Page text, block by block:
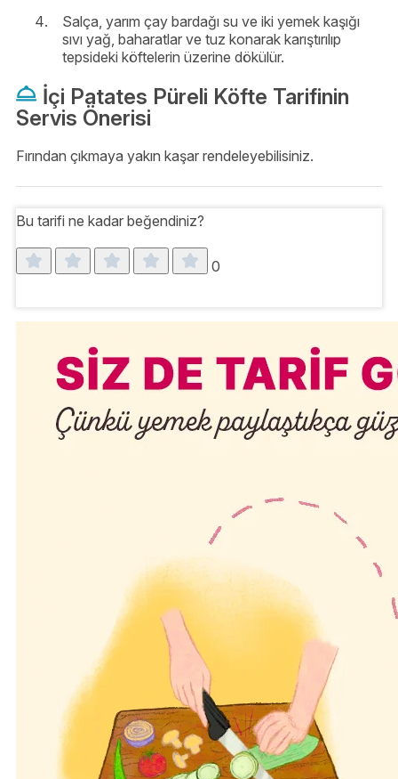
Salça, yarım çay bardağı su ve iki yemek kaşığı
sıvı yağ, baharatlar ve tuz konarak karıştırılıp
tepsideki köftelerin üzerine dökülür.
İçi Patates Püreli Köfte Tarifinin
Servis Önerisi
Fırından çıkmaya yakın kaşar rendeleyebilisiniz.
Bu tarifi ne kadar beğendiniz?
0